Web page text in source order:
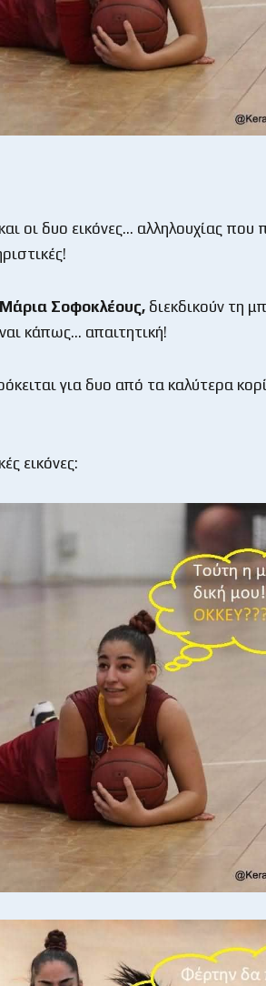
οι δυο εικόνες… αλληλουχίας
Μάρια Σοφοκλέους, διεκδικούν τη
κάπως… απαιτητική!
για δυο από τα καλύτερα
εικόνες: